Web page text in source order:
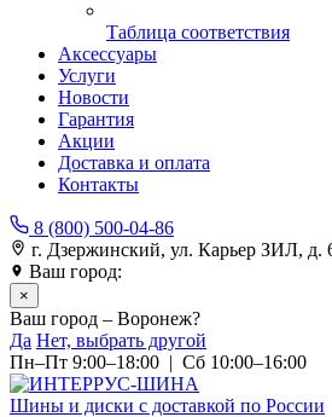
Таблица соответствия
Аксессуары
Услуги
Новости
Гарантия
Акции
Доставка и оплата
Контакты
8 (800) 500-04-86
г. Дзержинский, ул. Карьер ЗИЛ, д.
Ваш город:
×
Ваш город – Воронеж?
Да Нет, выбрать другой
Пн–Пт 9:00–18:00 | Сб 10:00–16:00
Шины и диски с доставкой по России